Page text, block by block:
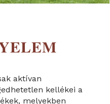
aktívan
kellékei a
melyekben